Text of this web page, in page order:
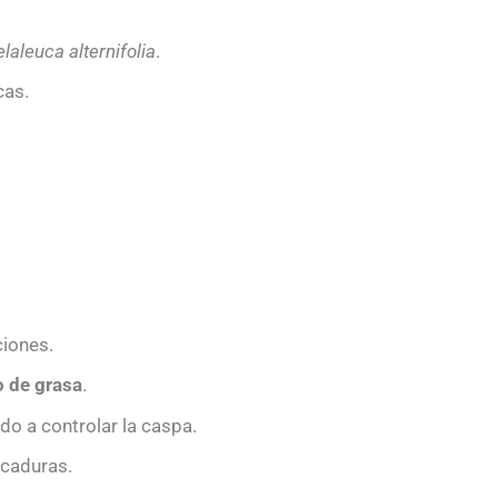
alternifolia.
de grasa.
a controlar la caspa.